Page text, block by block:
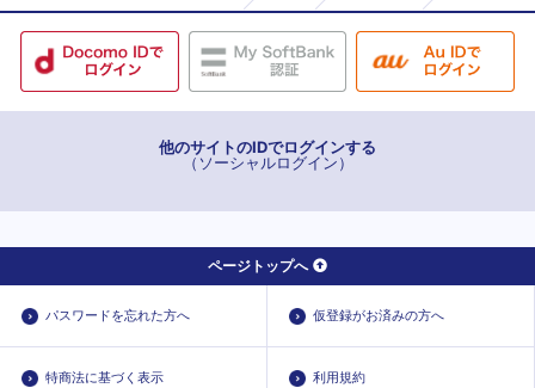
他のサイトのIDでログインする
（ソーシャルログイン）
ページトップへ
パスワードを忘れた方へ 仮登録がお済みの方へ
特商法に基づく表示 利用規約